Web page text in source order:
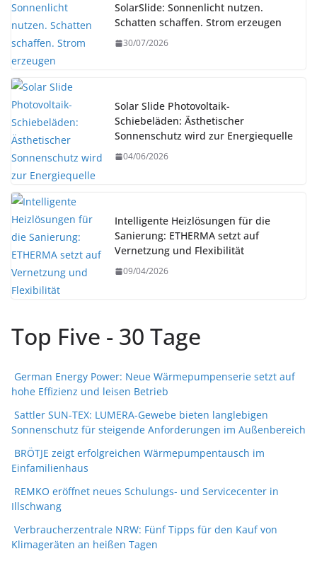
SolarSlide: Sonnenlicht nutzen.
Schatten schaffen. Strom erzeugen
30/07/2026
Solar Slide Photovoltaik-
Schiebeläden: Ästhetischer
Sonnenschutz wird zur Energiequelle
04/06/2026
Intelligente Heizlösungen für die
Sanierung: ETHERMA setzt auf
Vernetzung und Flexibilität
09/04/2026
Top Five - 30 Tage
German Energy Power: Neue Wärmepumpenserie setzt auf
hohe Effizienz und leisen Betrieb
Sattler SUN-TEX: LUMERA-Gewebe bieten langlebigen
Sonnenschutz für steigende Anforderungen im Außenbereich
BRÖTJE zeigt erfolgreichen Wärmepumpentausch im
Einfamilienhaus
REMKO eröffnet neues Schulungs- und Servicecenter in
Illschwang
Verbraucherzentrale NRW: Fünf Tipps für den Kauf von
Klimageräten an heißen Tagen